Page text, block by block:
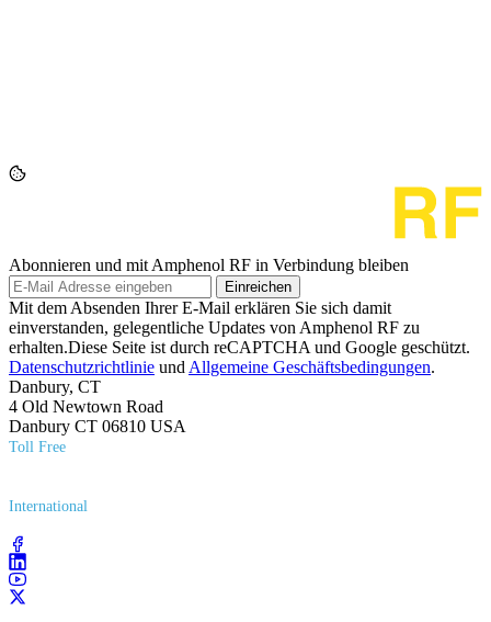
Abonnieren und mit Amphenol RF in Verbindung bleiben
Einreichen
Mit dem Absenden Ihrer E-Mail erklären Sie sich damit
einverstanden, gelegentliche Updates von Amphenol RF zu
erhalten.Diese Seite ist durch reCAPTCHA und Google geschützt.
Datenschutzrichtlinie und Allgemeine Geschäftsbedingungen.
Danbury, CT
4 Old Newtown Road
Danbury CT 06810 USA
Toll Free
International